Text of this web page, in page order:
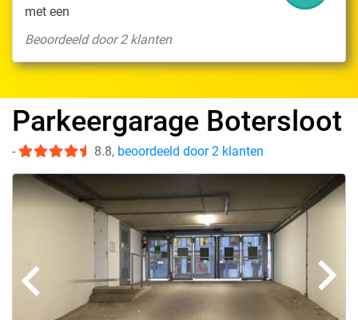
met een
Beoordeeld door 2 klanten
Parkeergarage Botersloot
- 8.8, beoordeeld door 2 klanten